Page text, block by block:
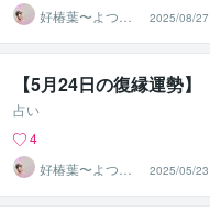
好椿葉〜よつ
ば〜
2025/08/27
【5月24日の復縁運勢】
占い
4
好椿葉〜よつ
ば〜
2025/05/23